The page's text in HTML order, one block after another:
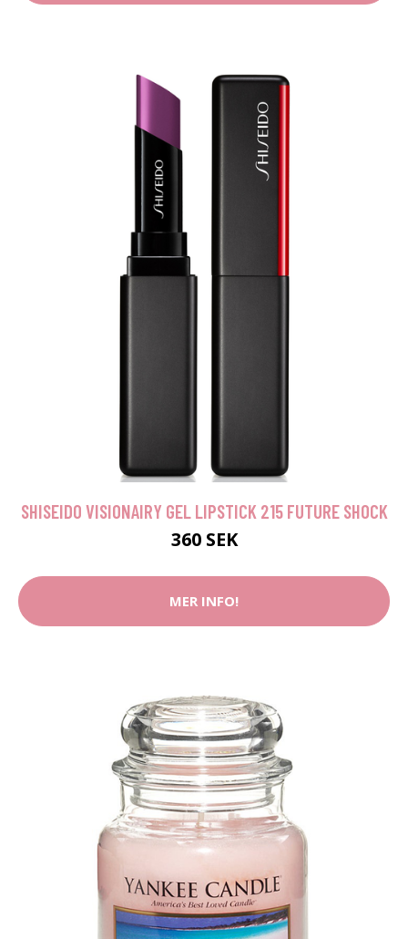
SHISEIDO VISIONAIRY GEL LIPSTICK 215 FUTURE SHOCK
360 SEK
MER INFO!